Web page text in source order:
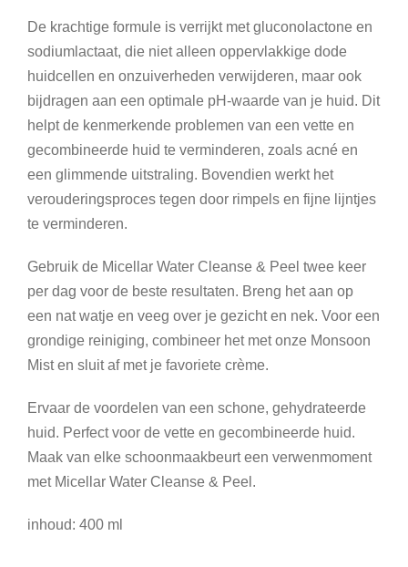
n
De krachtige formule is verrijkt met gluconolactone en
sodiumlactaat, die niet alleen oppervlakkige dode
huidcellen en onzuiverheden verwijderen, maar ook
bijdragen aan een optimale pH-waarde van je huid. Dit
helpt de kenmerkende problemen van een vette en
gecombineerde huid te verminderen, zoals acné en
een glimmende uitstraling. Bovendien werkt het
verouderingsproces tegen door rimpels en fijne lijntjes
te verminderen.
Gebruik de Micellar Water Cleanse & Peel twee keer
per dag voor de beste resultaten. Breng het aan op
een nat watje en veeg over je gezicht en nek. Voor een
grondige reiniging, combineer het met onze Monsoon
Mist en sluit af met je favoriete crème.
Ervaar de voordelen van een schone, gehydrateerde
huid. Perfect voor de vette en gecombineerde huid.
Maak van elke schoonmaakbeurt een verwenmoment
met Micellar Water Cleanse & Peel.
inhoud: 400 ml